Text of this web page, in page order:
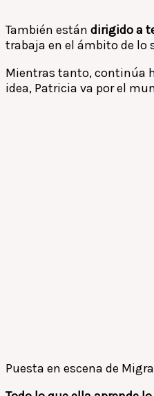
También están dirigido a
trabaja en el ámbito de lo
Mientras tanto, continúa
idea, Patricia va por el
Puesta en escena de